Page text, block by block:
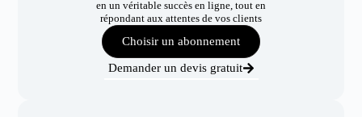
en un véritable succès en ligne, tout en
répondant aux attentes de vos clients
Choisir un abonnement
Demander un devis gratuit